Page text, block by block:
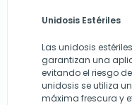
Unidosis Estériles
Las unidosis
garantizan una
evitando el riesgo
unidosis se utiliza
máxima frescura y